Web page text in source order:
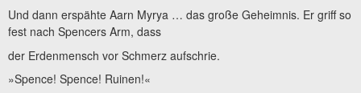
Und dann erspähte Aarn Myrya … das große Geheimnis. Er griff so
fest nach Spencers Arm, dass
der Erdenmensch vor Schmerz aufschrie.
»Spence! Spence! Ruinen!«